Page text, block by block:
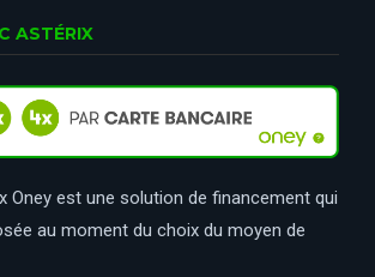
ASTÉRIX
Oney est une solution de financement qui
au moment du choix du moyen de